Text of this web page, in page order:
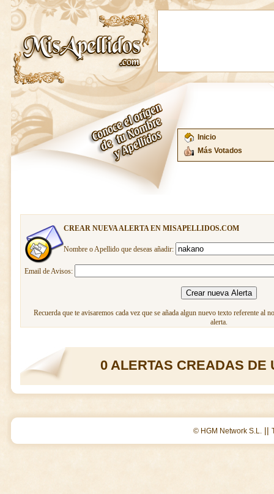
Inicio
Más Votados
CREAR NUEVA ALERTA EN MISAPELLIDOS.COM
Nombre o Apellido que deseas añadir:
Email de Avisos:
Recuerda que te avisaremos cada vez que se añada algun nuevo texto referente al
alerta.
0 ALERTAS CREADAS DE
© HGM Network S.L. ||